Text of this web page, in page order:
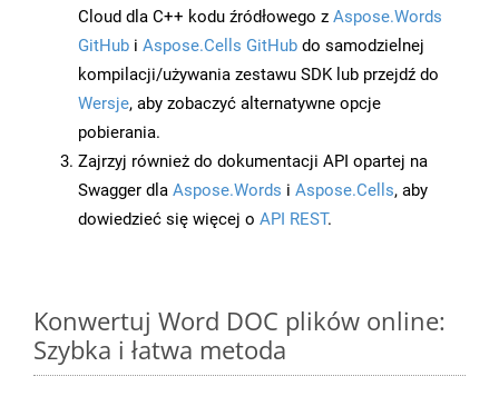
Cloud dla C++ kodu źródłowego z Aspose.Words
GitHub i Aspose.Cells GitHub do samodzielnej
kompilacji/używania zestawu SDK lub przejdź do
Wersje, aby zobaczyć alternatywne opcje
pobierania.
Zajrzyj również do dokumentacji API opartej na
Swagger dla Aspose.Words i Aspose.Cells, aby
dowiedzieć się więcej o API REST.
Konwertuj Word DOC plików online:
Szybka i łatwa metoda